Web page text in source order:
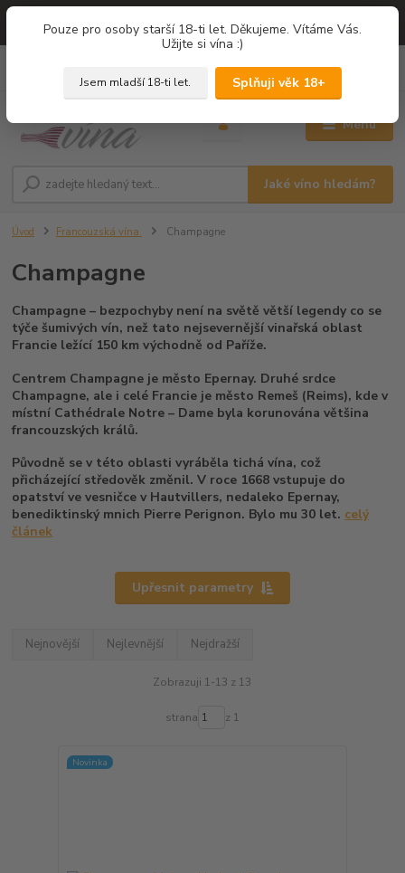
===
Pouze pro osoby starší 18-ti let. Děkujeme. Vítáme Vás.
Užijte si vína :)
Jsem mladší 18-ti let. Splňuji věk 18+
Menu
Jaké víno hledám?
0,00 Kč
Úvod Francouzská vína Champagne
Champagne
Champagne – bezpochyby není na světě větší legendy co se
týče šumivých vín, než tato nejsevernější vinařská oblast
Francie ležící 150 km východně od Paříže.
Centrem Champagne je město Epernay. Druhé srdce
Champagne, ale i celé Francie je město Remeš (Reims), kde v
místní Cathédrale Notre – Dame byla korunována většina
francouzských králů.
Původně se v této oblasti vyráběla tichá vína, což
přicházející středověk změnil. V roce 1668 vstupuje do
opatství ve vesničce v Hautvillers, nedaleko Epernay,
benediktinský mnich Pierre Perignon. Bylo mu 30 let. celý
článek
Upřesnit parametry
Nejnovější Nejlevnější Nejdražší
Zobrazuji 1-13 z 13
strana z 1
Novinka